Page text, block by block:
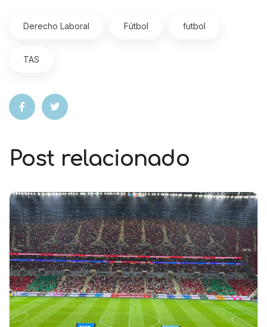
Derecho Laboral Fútbol futbol
TAS
Post relacionado